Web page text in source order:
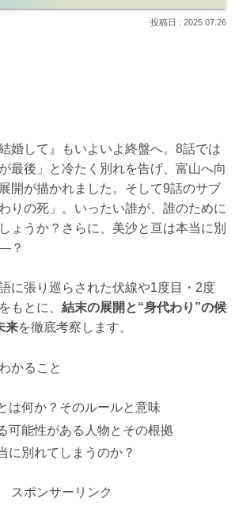
2025.07.26
婚して』もいよいよ終盤へ。8話では
最後」と冷たく別れを告げ、富山へ向
開が描かれました。そして9話のサブ
りの死」。いったい誰が、誰のために
ょうか？さらに、美沙と亘は本当に別
？
に張り巡らされた伏線や1度目・2度
もとに、 結末の展開と“身代わり”の候
来を徹底考察します。
かること
は何か？そのルールと意味
可能性がある人物とその根拠
に別れてしまうのか？
スポンサーリンク